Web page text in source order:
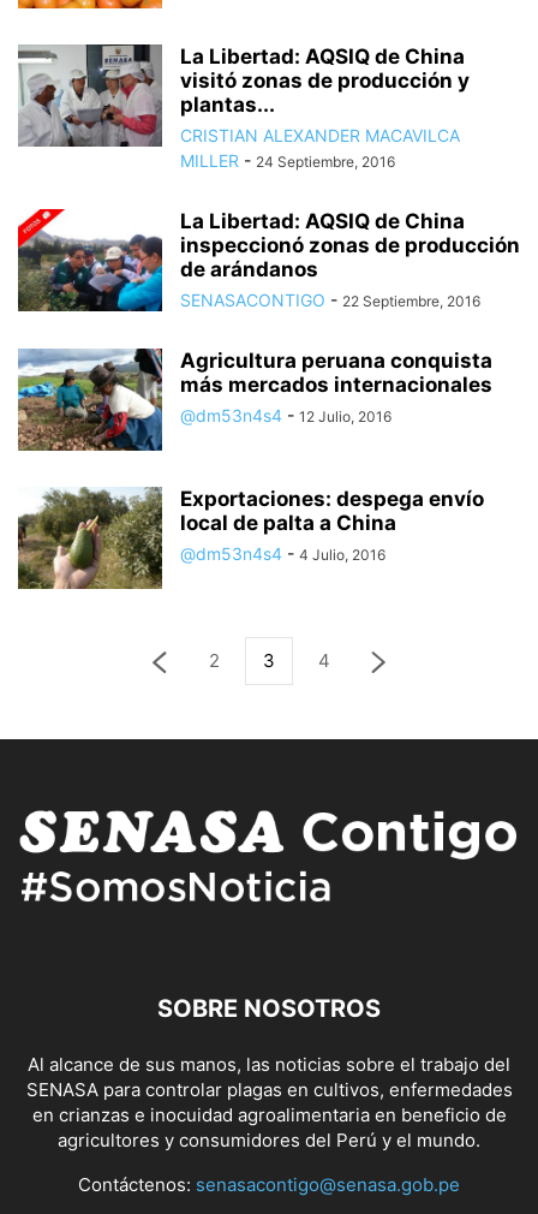
La Libertad: AQSIQ de China
visitó zonas de producción y
plantas...
CRISTIAN ALEXANDER MACAVILCA
MILLER - 24 Septiembre, 2016
La Libertad: AQSIQ de China
inspeccionó zonas de producción
de arándanos
SENASACONTIGO - 22 Septiembre, 2016
Agricultura peruana conquista
más mercados internacionales
@dm53n4s4 - 12 Julio, 2016
Exportaciones: despega envío
local de palta a China
@dm53n4s4 - 4 Julio, 2016
2 3 4
SOBRE NOSOTROS
Al alcance de sus manos, las noticias sobre el trabajo del
SENASA para controlar plagas en cultivos, enfermedades
en crianzas e inocuidad agroalimentaria en beneficio de
agricultores y consumidores del Perú y el mundo.
Contáctenos: senasacontigo@senasa.gob.pe